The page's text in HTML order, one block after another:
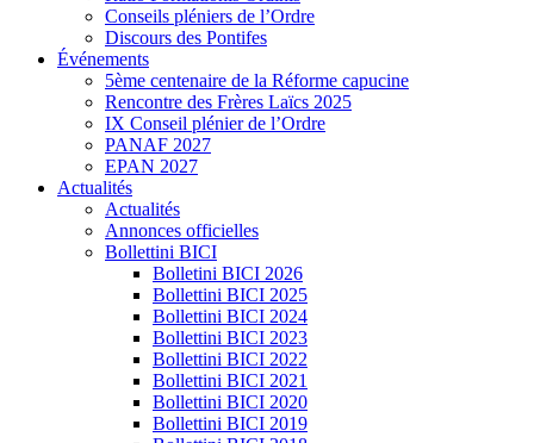
Conseils pléniers de l’Ordre
Discours des Pontifes
Événements
5ème centenaire de la Réforme capucine
Rencontre des Frères Laïcs 2025
IX Conseil plénier de l’Ordre
PANAF 2027
EPAN 2027
Actualités
Actualités
Annonces officielles
Bollettini BICI
Bolletini BICI 2026
Bollettini BICI 2025
Bollettini BICI 2024
Bollettini BICI 2023
Bollettini BICI 2022
Bollettini BICI 2021
Bollettini BICI 2020
Bollettini BICI 2019